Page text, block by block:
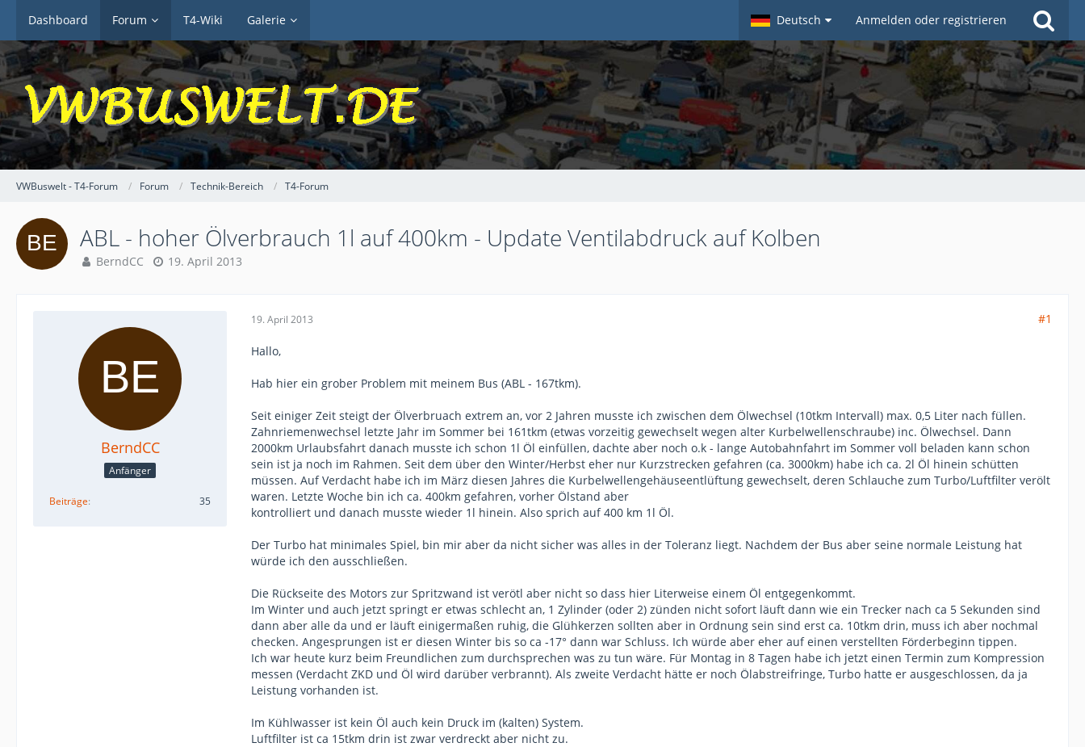
Dashboard Forum T4-Wiki Galerie Deutsch Anmelden oder registrieren
VWBuswelt - T4-Forum Forum Technik-Bereich T4-Forum
ABL - hoher Ölverbrauch 1l auf 400km - Update Ventilabdruck auf Kolben
BerndCC 19. April 2013
BerndCC
Anfänger
Beiträge 35
19. April 2013 #1
Hallo,
Hab hier ein grober Problem mit meinem Bus (ABL - 167tkm).
Seit einiger Zeit steigt der Ölverbruach extrem an, vor 2 Jahren musste ich zwischen dem Ölwechsel (10tkm Intervall) max. 0,5 Liter nach füllen.
Zahnriemenwechsel letzte Jahr im Sommer bei 161tkm (etwas vorzeitig gewechselt wegen alter Kurbelwellenschraube) inc. Ölwechsel. Dann
2000km Urlaubsfahrt danach musste ich schon 1l Öl einfüllen, dachte aber noch o.k - lange Autobahnfahrt im Sommer voll beladen kann schon
sein ist ja noch im Rahmen. Seit dem über den Winter/Herbst eher nur Kurzstrecken gefahren (ca. 3000km) habe ich ca. 2l Öl hinein schütten
müssen. Auf Verdacht habe ich im März diesen Jahres die Kurbelwellengehäuseentlüftung gewechselt, deren Schlauche zum Turbo/Luftfilter verölt
waren. Letzte Woche bin ich ca. 400km gefahren, vorher Ölstand aber
kontrolliert und danach musste wieder 1l hinein. Also sprich auf 400 km 1l Öl.
Der Turbo hat minimales Spiel, bin mir aber da nicht sicher was alles in der Toleranz liegt. Nachdem der Bus aber seine normale Leistung hat
würde ich den ausschließen.
Die Rückseite des Motors zur Spritzwand ist verötl aber nicht so dass hier Literweise einem Öl entgegenkommt.
Im Winter und auch jetzt springt er etwas schlecht an, 1 Zylinder (oder 2) zünden nicht sofort läuft dann wie ein Trecker nach ca 5 Sekunden sind
dann aber alle da und er läuft einigermaßen ruhig, die Glühkerzen sollten aber in Ordnung sein sind erst ca. 10tkm drin, muss ich aber nochmal
checken. Angesprungen ist er diesen Winter bis so ca -17° dann war Schluss. Ich würde aber eher auf einen verstellten Förderbeginn tippen.
Ich war heute kurz beim Freundlichen zum durchsprechen was zu tun wäre. Für Montag in 8 Tagen habe ich jetzt einen Termin zum Kompression
messen (Verdacht ZKD und Öl wird darüber verbrannt). Als zweite Verdacht hätte er noch Ölabstreifringe, Turbo hatte er ausgeschlossen, da ja
Leistung vorhanden ist.
Im Kühlwasser ist kein Öl auch kein Druck im (kalten) System.
Luftfilter ist ca 15tkm drin ist zwar verdreckt aber nicht zu.